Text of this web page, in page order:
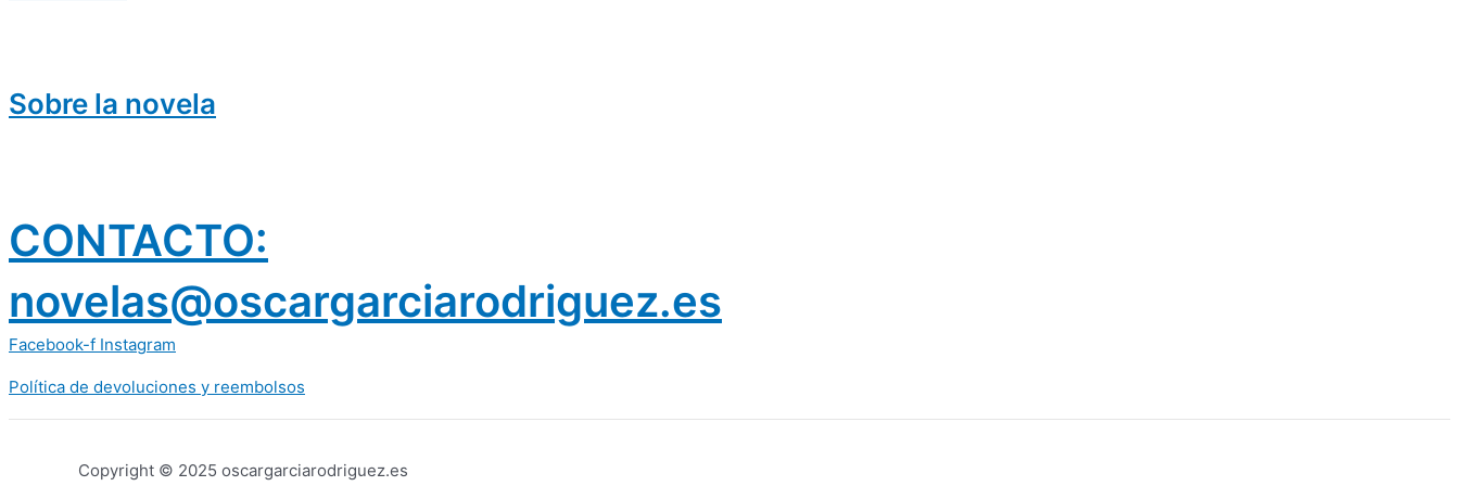
Sobre la novela
CONTACTO:
novelas@oscargarciarodriguez.es
Facebook-f Instagram
Política de devoluciones y reembolsos
Copyright © 2025 oscargarciarodriguez.es